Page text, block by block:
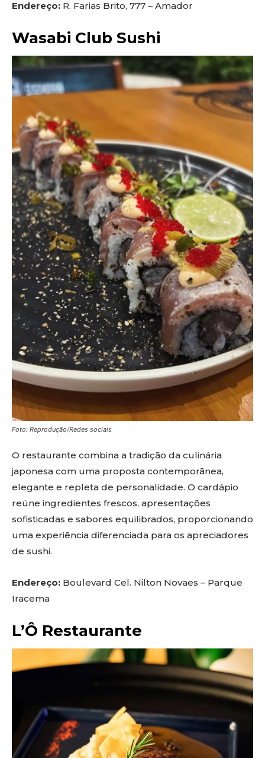
Endereço: R. Farias Brito, 777 – Amador
Wasabi Club Sushi
Foto: Reprodução/Redes sociais
O restaurante combina a tradição da culinária
japonesa com uma proposta contemporânea,
elegante e repleta de personalidade. O cardápio
reúne ingredientes frescos, apresentações
sofisticadas e sabores equilibrados, proporcionando
uma experiência diferenciada para os apreciadores
de sushi.
Endereço: Boulevard Cel. Nilton Novaes – Parque
Iracema
L’Ô Restaurante